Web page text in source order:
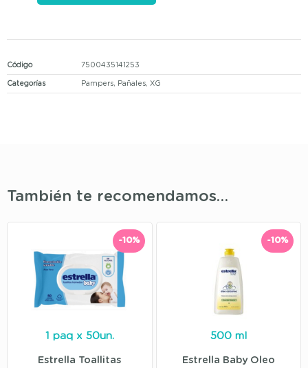
Código 7500435141253
Categorías Pampers, Pañales, XG
También te recomendamos…
-10%
1 paq x 50un.
Estrella Toallitas
-10%
500 ml
Estrella Baby Oleo